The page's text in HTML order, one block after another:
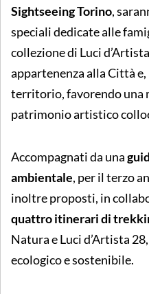
Sightseeing Torino,
speciali dedicate alle
collezione di Luci
appartenenza alla Città
territorio, favorendo una
patrimonio artistico
Accompagnati da una
ambientale, per il terzo
inoltre proposti, in
quattro itinerari di
Natura e Luci d’Artista
ecologico e sostenibile.